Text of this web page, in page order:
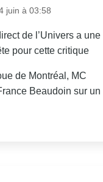
juin à 03:58
de l’Univers a une
pour cette critique
de Montréal, MC
Beaudoin sur un